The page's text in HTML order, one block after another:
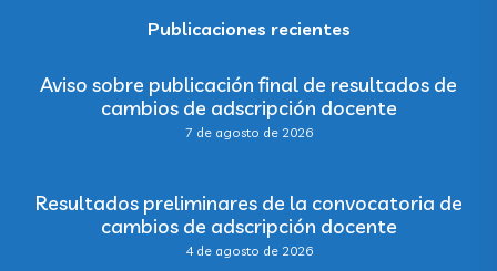
Publicaciones recientes
Aviso sobre publicación final de resultados de
cambios de adscripción docente
7 de agosto de 2026
Resultados preliminares de la convocatoria de
cambios de adscripción docente
4 de agosto de 2026